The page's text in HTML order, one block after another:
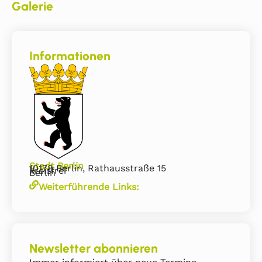
Galerie
Informationen
Stadt Berlin
10178 Berlin, Rathausstraße 15
kreisfrei
Berlin
Weiterführende Links:
Newsletter abonnieren